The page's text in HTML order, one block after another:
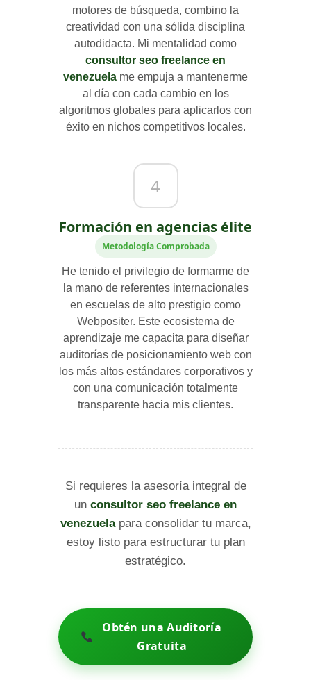
motores de búsqueda, combino la
creatividad con una sólida disciplina
autodidacta. Mi mentalidad como
consultor seo freelance en
venezuela me empuja a mantenerme
al día con cada cambio en los
algoritmos globales para aplicarlos con
éxito en nichos competitivos locales.
4
Formación en agencias élite
Metodología Comprobada
He tenido el privilegio de formarme de
la mano de referentes internacionales
en escuelas de alto prestigio como
Webpositer. Este ecosistema de
aprendizaje me capacita para diseñar
auditorías de posicionamiento web con
los más altos estándares corporativos y
con una comunicación totalmente
transparente hacia mis clientes.
Si requieres la asesoría integral de
un consultor seo freelance en
venezuelapara consolidar tu marca,
estoy listo para estructurar tu plan
estratégico.
Obtén una Auditoría
Gratuita